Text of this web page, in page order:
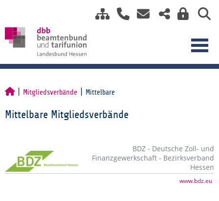
Mitgliedsverbände Mittelbare
Mittelbare Mitgliedsverbände
BDZ - Deutsche Zoll- und
Finanzgewerkschaft - Bezirksverband
Hessen
www.bdz.eu